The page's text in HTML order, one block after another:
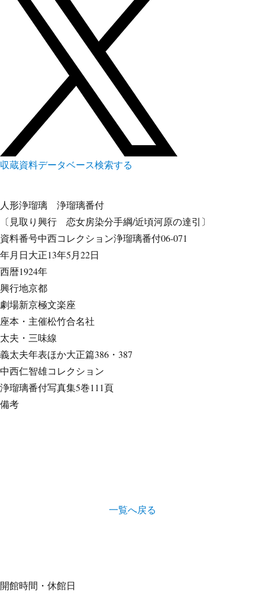
収蔵資料データベース検索する
人形浄瑠璃 浄瑠璃番付
〔見取り興行 恋女房染分手綱/近頃河原の達引〕
資料番号中西コレクション浄瑠璃番付06-071
年月日大正13年5月22日
西暦1924年
興行地京都
劇場新京極文楽座
座本・主催松竹合名社
太夫・三味線
義太夫年表ほか大正篇386・387
中西仁智雄コレクション
浄瑠璃番付写真集5巻111頁
備考
一覧へ戻る
開館時間・休館日